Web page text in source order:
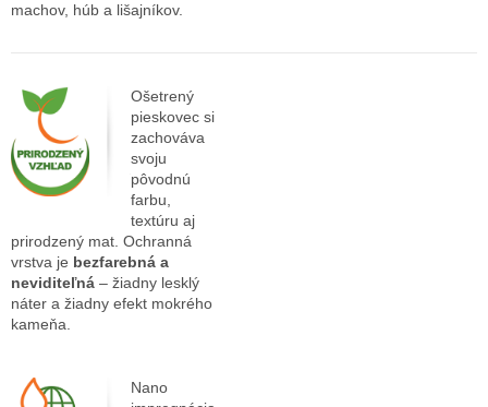
machov, húb a lišajníkov.
Ošetrený
pieskovec si
zachováva
svoju
pôvodnú
farbu,
textúru aj
prirodzený mat. Ochranná
vrstva je bezfarebná a
neviditeľná – žiadny lesklý
náter a žiadny efekt mokrého
kameňa.
Nano